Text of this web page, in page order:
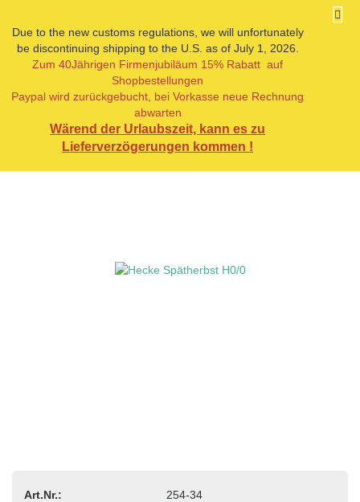
Due to the new customs regulations, we will unfortunately
be discontinuing shipping to the U.S. as of July 1, 2026.
Zum 40Jährigen Firmenjubiläum 15% Rabatt auf
Shopbestellungen
Paypal wird zurückgebucht, bei Vorkasse neue Rechnung
abwarten
Wärend der Urlaubszeit, kann es zu
Lieferverzögerungen kommen !
« Erster « zurück weiter »
Letzter »
Artikel in dieser Kategorie
Hecke Spätherbst H0/0
Art.Nr.:
254-34